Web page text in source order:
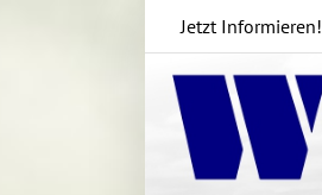
Jetzt Informieren!